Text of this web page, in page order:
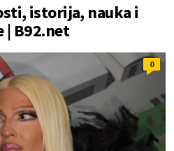
istorija, nauka i
B92.net
0